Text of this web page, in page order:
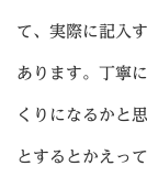
て、実際に記入
あります。丁寧
くりになるかと
とするとかえっ